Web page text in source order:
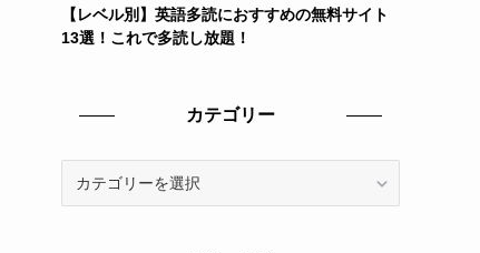
【レベル別】英語多読におすすめの無料サイト
13選！これで多読し放題！
カテゴリー